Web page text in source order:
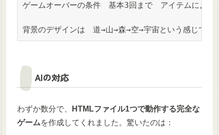
ゲームオーバーの条件　基本3回まで　アイテムによっ
背景のデザインは　道→山→森→空→宇宙という感じで作
AIの対応
わずか数分で、
HTMLファイル1つで動作する完全な
ゲームを作成してくれました。驚いたのは：